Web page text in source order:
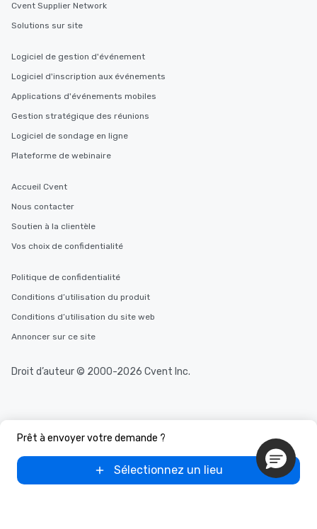
Prêt à envoyer votre demande ?
Sélectionnez un lieu
Cvent Supplier Network
Solutions sur site
Logiciel de gestion d'événement
Logiciel d'inscription aux événements
Applications d'événements mobiles
Gestion stratégique des réunions
Logiciel de sondage en ligne
Plateforme de webinaire
Accueil Cvent
Nous contacter
Soutien à la clientèle
Vos choix de confidentialité
Politique de confidentialité
Conditions d’utilisation du produit
Conditions d’utilisation du site web
Annoncer sur ce site
Droit d’auteur © 2000-2026 Cvent Inc.